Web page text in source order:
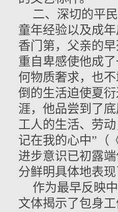
二、深切的平
童年经验以及成
香门第，父亲的
重自卑感使他成
何物质奢求，也
倒的生活迫使夏
涯，他品尝到了
工人的生活、劳
记在我的心中”（
进步意识已初露
分鲜明具体地表
作为最早反映
文体揭示了包身